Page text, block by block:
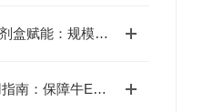
鹅ELISA试剂盒赋能：规模化养殖中的疫病动态监测体系
存储与使用指南：保障牛ELISA试剂盒检测性能的关键措施